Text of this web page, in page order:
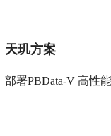
天玑方案
部署PBData-V 高性